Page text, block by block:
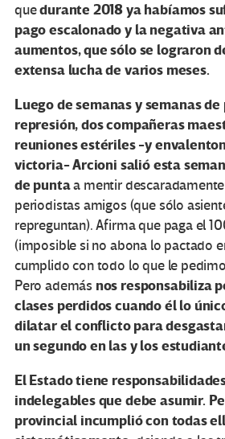
quedurante 2018 ya habíamos
pago escalonado y la negativa
aumentos, que sólo se lograron
extensa lucha de varios meses.
Luego de semanas y semanas
represión, dos compañeras
reuniones estériles -y
victoria-Arcioni salió esta
de puntaa mentir
periodistas amigos (que sólo
repreguntan). Afirma que paga el
(imposible si no abona lo pactado
cumplido con todo lo que le
Pero además nos responsabiliza
clases perdidos cuando él lo
dilatar el conflicto para
un segundo en las y los
El Estado tiene
indelegables que debe asumir.
provincial incumplió con todas